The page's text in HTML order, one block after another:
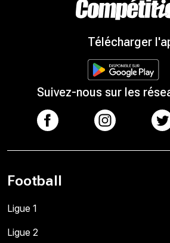
Télécharger
Suivez-nous sur les
Football
Ligue 1
Ligue 2